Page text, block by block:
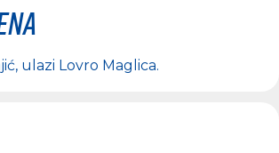
, ulazi Lovro Maglica.